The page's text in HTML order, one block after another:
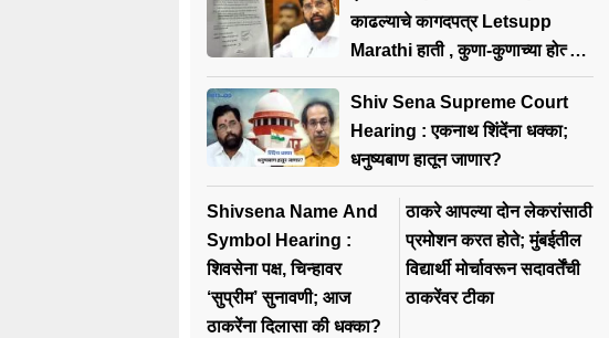
काढल्याचे कागदपत्र Letsupp
Marathi हाती , कुणा-कुणाच्या होत्या
सह्या ?
Shiv Sena Supreme Court
Hearing : एकनाथ शिंदेंना धक्का;
धनुष्यबाण हातून जाणार?
Shivsena Name And
Symbol Hearing :
शिवसेना पक्ष, चिन्हावर
‘सुप्रीम’ सुनावणी; आज
ठाकरेंना दिलासा की धक्का?
ठाकरे आपल्या दोन लेकरांसाठी
प्रमोशन करत होते; मुंबईतील
विद्यार्थी मोर्चावरून सदावर्तेंची
ठाकरेंवर टीका